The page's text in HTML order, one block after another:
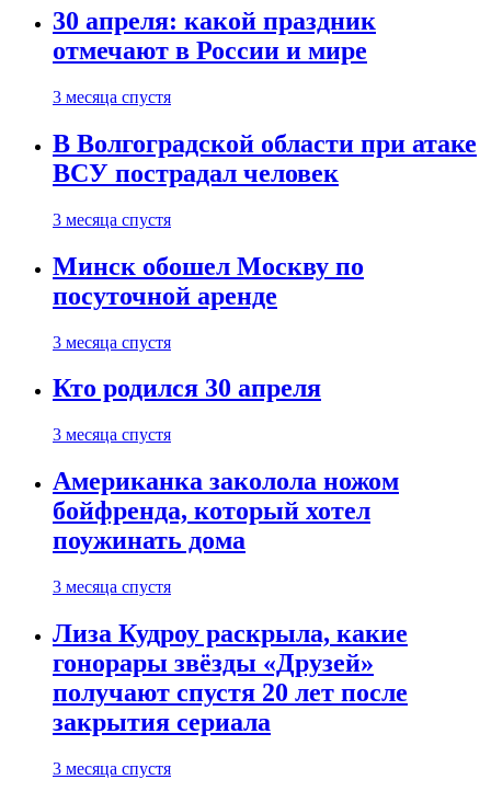
30 апреля: какой праздник
отмечают в России и мире
3 месяца спустя
В Волгоградской области при атаке
ВСУ пострадал человек
3 месяца спустя
Минск обошел Москву по
посуточной аренде
3 месяца спустя
Кто родился 30 апреля
3 месяца спустя
Американка заколола ножом
бойфренда, который хотел
поужинать дома
3 месяца спустя
Лиза Кудроу раскрыла, какие
гонорары звёзды «Друзей»
получают спустя 20 лет после
закрытия сериала
3 месяца спустя